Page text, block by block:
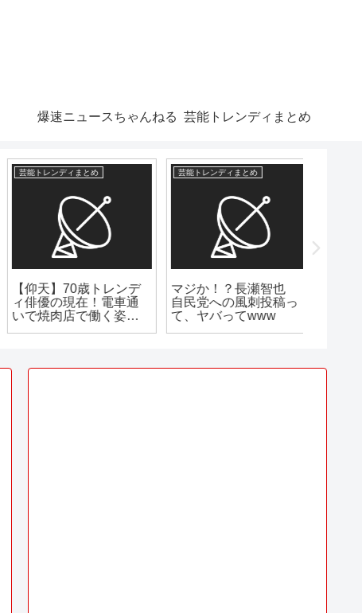
爆速ニュースちゃんねる 芸能トレンディまとめ
芸能トレンディまとめ
【仰天】70歳トレンデ
ィ俳優の現在！電車通
いで焼肉店で働く姿が
芸能トレンディまとめ
マジか！？長瀬智也
自民党への風刺投稿っ
て、ヤバってwww